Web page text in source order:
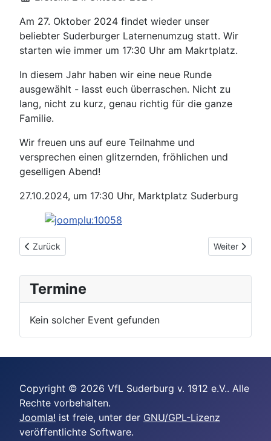
Am 27. Oktober 2024 findet wieder unser
beliebter Suderburger Laternenumzug statt. Wir
starten wie immer um 17:30 Uhr am Makrtplatz.
In diesem Jahr haben wir eine neue Runde
ausgewählt - lasst euch überraschen. Nicht zu
lang, nicht zu kurz, genau richtig für die ganze
Familie.
Wir freuen uns auf eure Teilnahme und
versprechen einen glitzernden, fröhlichen und
geselligen Abend!
27.10.2024, um 17:30 Uhr, Marktplatz Suderburg
Vorheriger Beitrag: Einladung zur Mitgliederversammlung
Zurück Nächster
Weiter
Termine
Kein solcher Event gefunden
Copyright © 2026 VfL Suderburg v. 1912 e.V.. Alle
Rechte vorbehalten.
Joomla! ist freie, unter der GNU/GPL-Lizenz
veröffentlichte Software.